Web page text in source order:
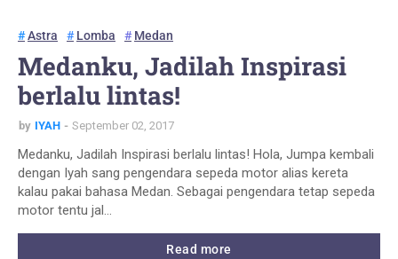
Astra Lomba Medan
Medanku, Jadilah Inspirasi
berlalu lintas!
by IYAH September 02, 2017
Medanku, Jadilah Inspirasi berlalu lintas! Hola, Jumpa kembali
dengan Iyah sang pengendara sepeda motor alias kereta
kalau pakai bahasa Medan. Sebagai pengendara tetap sepeda
motor tentu jal…
Read more